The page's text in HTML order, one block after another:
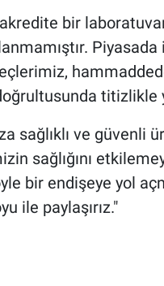
bir
sağlıklı ve güvenli
sağlığını
bir endişeye yol
ile paylaşırız."